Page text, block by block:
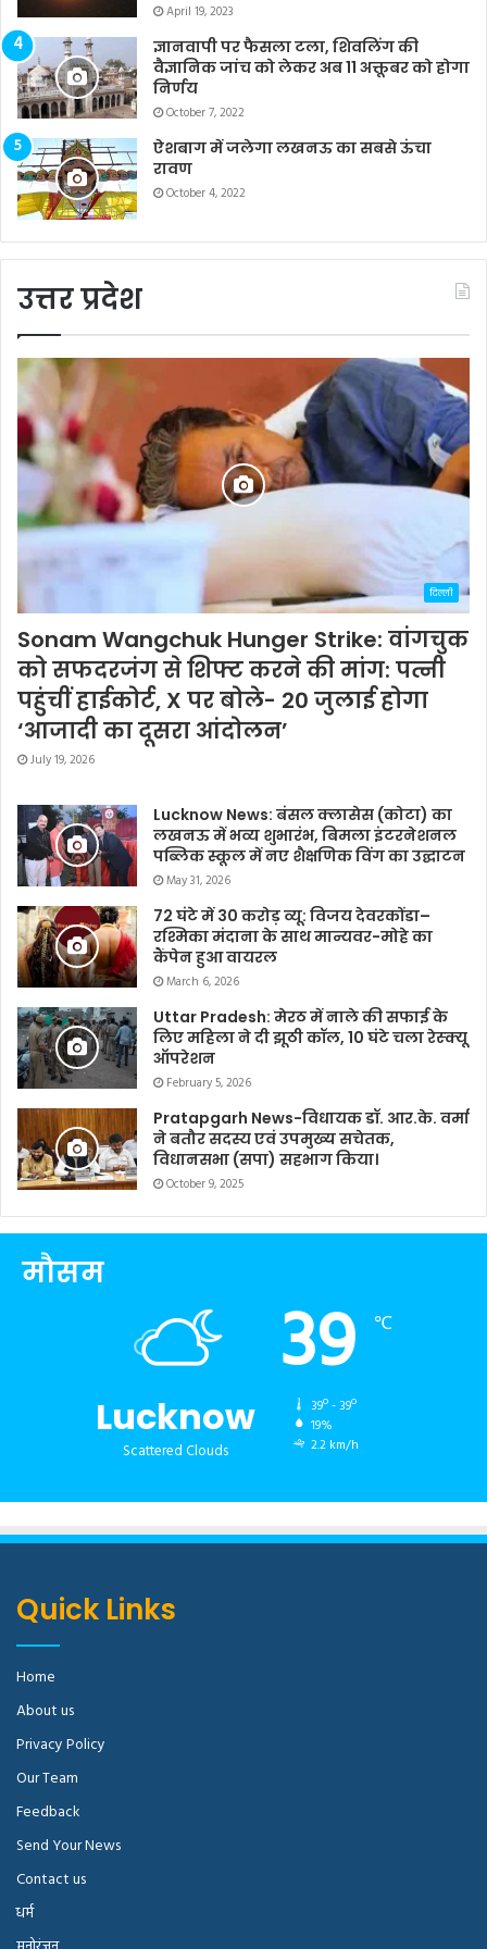
April 19, 2023
ज्ञानवापी पर फैसला टला, शिवलिंग की
वैज्ञानिक जांच को लेकर अब 11 अक्तूबर को होगा
निर्णय
October 7, 2022
ऐशबाग में जलेगा लखनऊ का सबसे ऊंचा
रावण
October 4, 2022
उत्तर प्रदेश
दिल्ली
Sonam Wangchuk Hunger Strike: वांगचुक
को सफदरजंग से शिफ्ट करने की मांग: पत्नी
पहुंचीं हाईकोर्ट, X पर बोले- 20 जुलाई होगा
‘आजादी का दूसरा आंदोलन’
July 19, 2026
Lucknow News: बंसल क्लासेस (कोटा) का
लखनऊ में भव्य शुभारंभ, बिमला इंटरनेशनल
पब्लिक स्कूल में नए शैक्षणिक विंग का उद्घाटन
May 31, 2026
72 घंटे में 30 करोड़ व्यू: विजय देवरकोंडा–
रश्मिका मंदाना के साथ मान्यवर-मोहे का
कैंपेन हुआ वायरल
March 6, 2026
Uttar Pradesh: मेरठ में नाले की सफाई के
लिए महिला ने दी झूठी कॉल, 10 घंटे चला रेस्क्यू
ऑपरेशन
February 5, 2026
Pratapgarh News-विधायक डॉ. आर.के. वर्मा
ने बतौर सदस्य एवं उपमुख्य सचेतक,
विधानसभा (सपा) सहभाग किया।
October 9, 2025
मौसम
Lucknow
Scattered Clouds
39 ℃
39º - 39º
19%
2.2 km/h
Quick Links
Home
About us
Privacy Policy
Our Team
Feedback
Send Your News
Contact us
धर्म